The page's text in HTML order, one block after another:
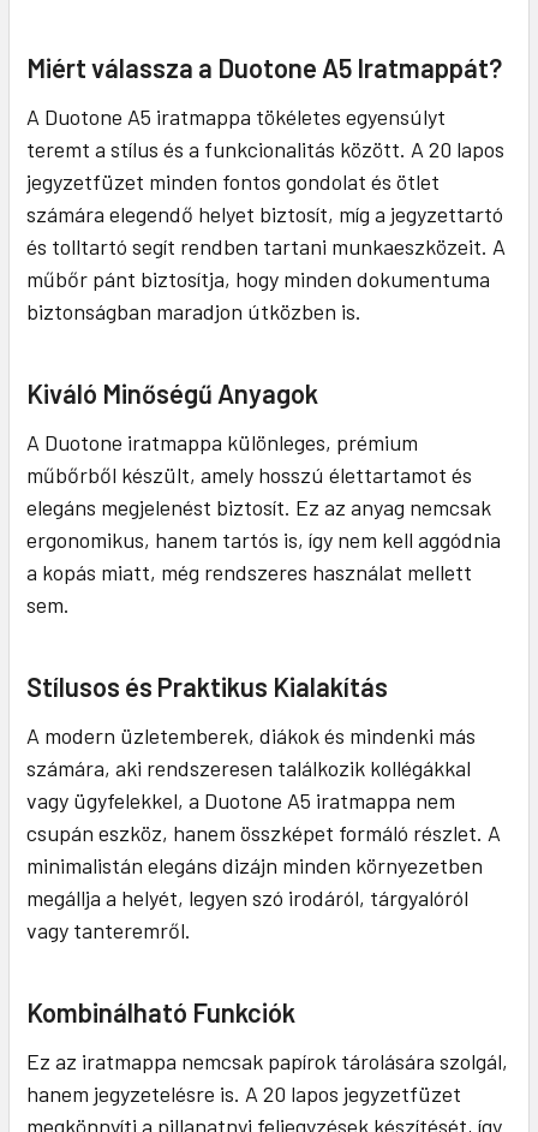
Miért válassza a Duotone A5 Iratmappát?
A Duotone A5 iratmappa tökéletes egyensúlyt
teremt a stílus és a funkcionalitás között. A 20 lapos
jegyzetfüzet minden fontos gondolat és ötlet
számára elegendő helyet biztosít, míg a jegyzettartó
és tolltartó segít rendben tartani munkaeszközeit. A
műbőr pánt biztosítja, hogy minden dokumentuma
biztonságban maradjon útközben is.
Kiváló Minőségű Anyagok
A Duotone iratmappa különleges, prémium
műbőrből készült, amely hosszú élettartamot és
elegáns megjelenést biztosít. Ez az anyag nemcsak
ergonomikus, hanem tartós is, így nem kell aggódnia
a kopás miatt, még rendszeres használat mellett
sem.
Stílusos és Praktikus Kialakítás
A modern üzletemberek, diákok és mindenki más
számára, aki rendszeresen találkozik kollégákkal
vagy ügyfelekkel, a Duotone A5 iratmappa nem
csupán eszköz, hanem összképet formáló részlet. A
minimalistán elegáns dizájn minden környezetben
megállja a helyét, legyen szó irodáról, tárgyalóról
vagy tanteremről.
Kombinálható Funkciók
Ez az iratmappa nemcsak papírok tárolására szolgál,
hanem jegyzetelésre is. A 20 lapos jegyzetfüzet
megkönnyíti a pillanatnyi feljegyzések készítését, így